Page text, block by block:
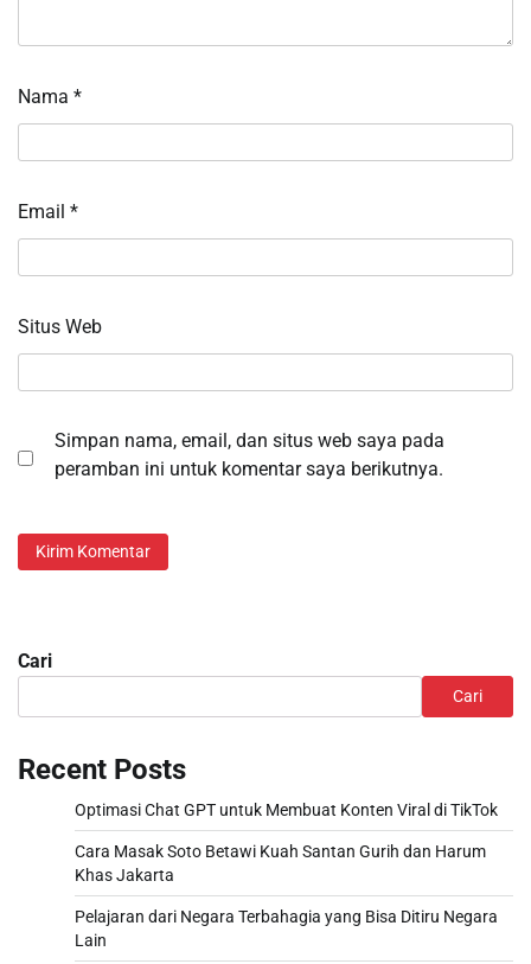
Nama *
Email *
Situs Web
Simpan nama, email, dan situs web saya pada
peramban ini untuk komentar saya berikutnya.
Cari
Cari
Recent Posts
Optimasi Chat GPT untuk Membuat Konten Viral di TikTok
Cara Masak Soto Betawi Kuah Santan Gurih dan Harum
Khas Jakarta
Pelajaran dari Negara Terbahagia yang Bisa Ditiru Negara
Lain